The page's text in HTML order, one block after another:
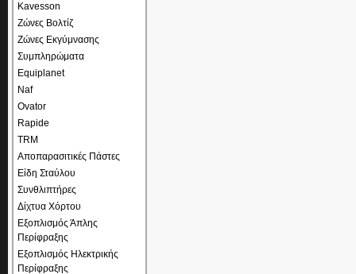
Kavesson
Ζώνες Βολτίζ
Ζώνες Εκγύμνασης
Συμπληρώματα
Equiplanet
Naf
Ovator
Rapide
TRM
Αποπαρασιτικές Πάστες
Είδη Σταύλου
Συνθλιπτήρες
Δίχτυα Χόρτου
Εξοπλισμός Άπλης
Περίφραξης
Εξοπλισμός Ηλεκτρικής
Περίφραξης